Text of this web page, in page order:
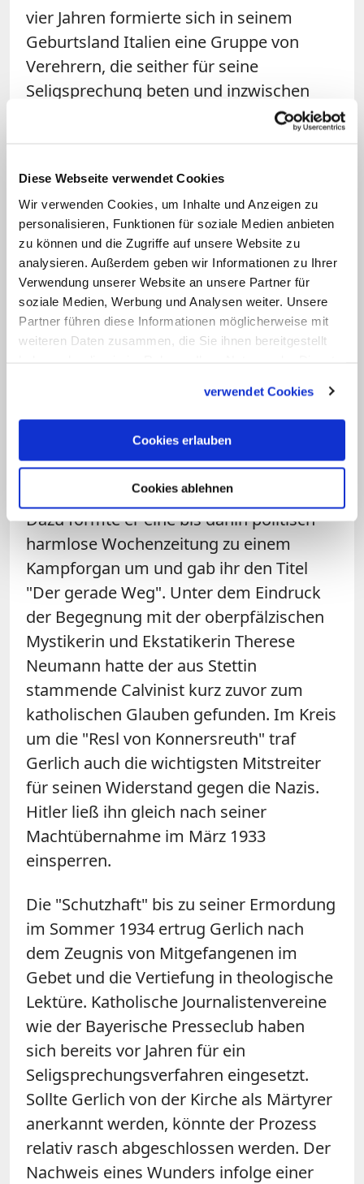
Diese Webseite verwendet Cookies
Wir verwenden Cookies, um Inhalte und Anzeigen zu
personalisieren, Funktionen für soziale Medien anbieten
zu können und die Zugriffe auf unsere Website zu
analysieren. Außerdem geben wir Informationen zu Ihrer
Verwendung unserer Website an unsere Partner für
soziale Medien, Werbung und Analysen weiter. Unsere
Partner führen diese Informationen möglicherweise mit
weiteren Daten zusammen, die Sie ihnen bereitgestellt
verwendet Cookies
Cookies erlauben
Cookies ablehnen
vier Jahren formierte sich in seinem
Geburtsland Italien eine Gruppe von
Verehrern, die seither für seine
Seligsprechung beten und inzwischen
auch in Deutschland Unterstützer haben,
Gerl-Falkovitz, die heute an der
Philosophisch-Theologischen Hochschule
Benedikt XVI.in Heiligenkreuzbei Wien
lehrt. Die Fürsprecher dieses Anliegens
wissen Benedikt XVI. hinter sich, der
Guardini in seinen Ansprachen häufig
zitierte.
Kampforgan gegen Hitler
Gerlich versuchte ab Sommer 1931, Adolf
Hitlers Griff nach der Macht mit scharfen
publizistischen Attacken zu verhindern.
Dazu formte er eine bis dahin politisch
harmlose Wochenzeitung zu einem
Kampforgan um und gab ihr den Titel
"Der gerade Weg". Unter dem Eindruck
der Begegnung mit der oberpfälzischen
Mystikerin und Ekstatikerin Therese
Neumann hatte der aus Stettin
stammende Calvinist kurz zuvor zum
katholischen Glauben gefunden. Im Kreis
um die "Resl von Konnersreuth" traf
Gerlich auch die wichtigsten Mitstreiter
für seinen Widerstand gegen die Nazis.
Hitler ließ ihn gleich nach seiner
Machtübernahme im März 1933
einsperren.
Die "Schutzhaft" bis zu seiner Ermordung
im Sommer 1934 ertrug Gerlich nach
dem Zeugnis von Mitgefangenen im
Gebet und die Vertiefung in theologische
Lektüre. Katholische Journalistenvereine
wie der Bayerische Presseclub haben
sich bereits vor Jahren für ein
Seligsprechungsverfahren eingesetzt.
Sollte Gerlich von der Kirche als Märtyrer
anerkannt werden, könnte der Prozess
relativ rasch abgeschlossen werden. Der
Nachweis eines Wunders infolge einer